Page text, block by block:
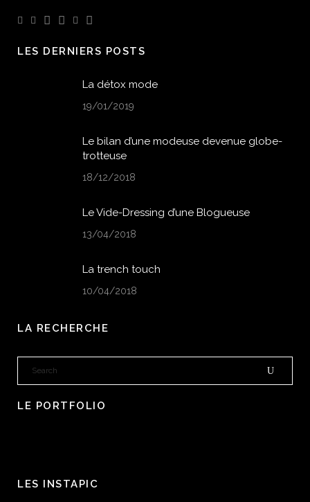
LES DERNIERS POSTS
La détox mode
19/01/2019
Le bilan d’une modeuse devenue globe-
trotteuse
18/12/2018
Le Vide-Dressing d’une Blogueuse
13/04/2018
La trench touch
10/04/2018
LA RECHERCHE
LE PORTFOLIO
LES INSTAPIC